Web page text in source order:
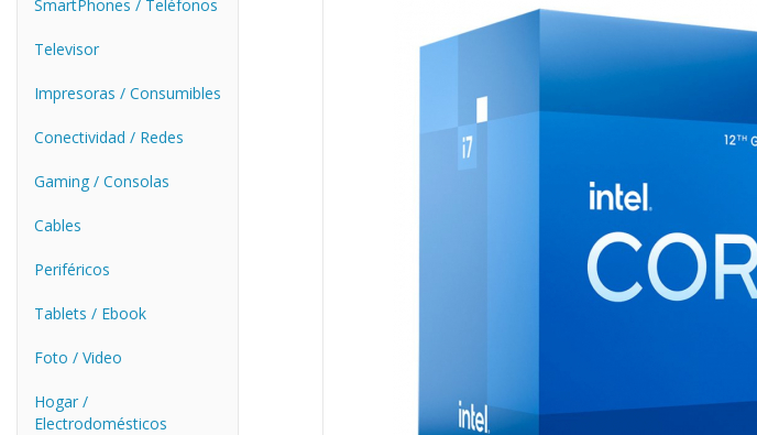
SmartPhones / Teléfonos
Televisor
Impresoras / Consumibles
Conectividad / Redes
Gaming / Consolas
Cables
Periféricos
Tablets / Ebook
Foto / Video
Hogar /
Electrodomésticos